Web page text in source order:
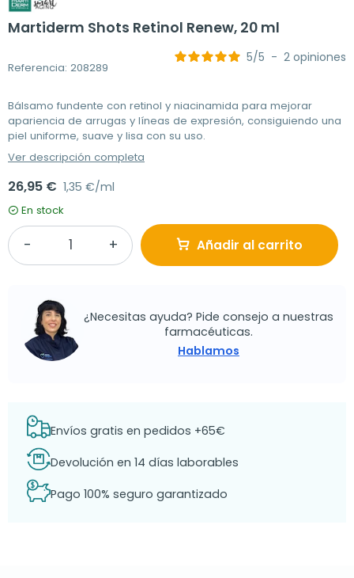
Martiderm Shots Retinol Renew, 20 ml
Referencia: 208289
5/5 - 2 opiniones
Bálsamo fundente con retinol y niacinamida para mejorar
apariencia de arrugas y líneas de expresión, consiguiendo una
piel uniforme, suave y lisa con su uso.
Ver descripción completa
26,95 € 1,35 €/ml
En stock
Añadir al carrito
¿Necesitas ayuda? Pide consejo a nuestras
farmacéuticas.
Hablamos
Envíos gratis en pedidos +65€
Devolución en 14 días laborables
Pago 100% seguro garantizado